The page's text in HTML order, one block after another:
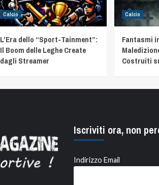
Calcio
L’Era dello “Sport-Tainment”:
Il Boom delle Leghe Create
dagli Streamer
Calcio
Fantasmi
Costruiti
Iscriviti ora, non
Indirizzo Email